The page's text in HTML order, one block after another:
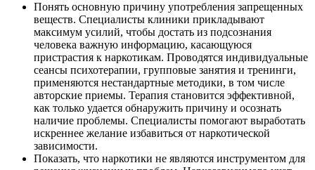
Понять основную причину употребления запрещенных
веществ. Специалисты клиники прикладывают
максимум усилий, чтобы достать из подсознания
человека важную информацию, касающуюся
пристрастия к наркотикам. Проводятся индивидуальные
сеансы психотерапии, групповые занятия и тренинги,
применяются нестандартные методики, в том числе
авторские приемы. Терапия становится эффективной,
как только удается обнаружить причину и осознать
наличие проблемы. Специалисты помогают выработать
искреннее желание избавиться от наркотической
зависимости.
Показать, что наркотики не являются инструментом для